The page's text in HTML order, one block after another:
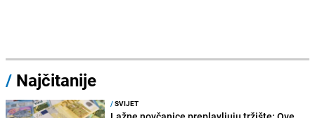
/ Najčitanije
/SVIJET